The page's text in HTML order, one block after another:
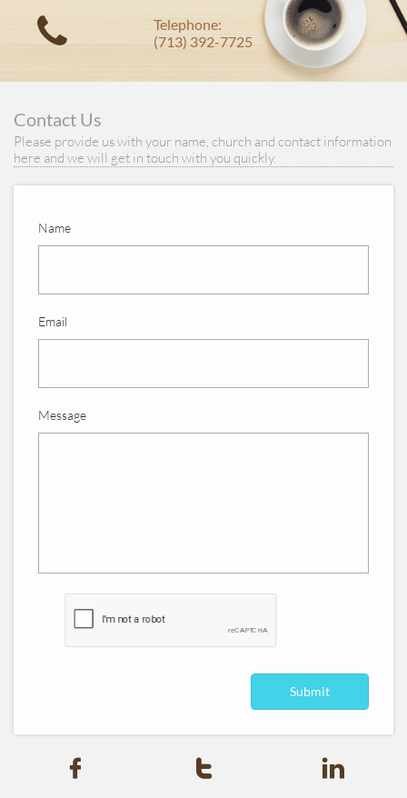

Telephone:
(713) 392-7725
Contact Us
Please provide us with your name, church and contact information
here and we will get in touch with you quickly.
Name
Email
Message
Submit
  